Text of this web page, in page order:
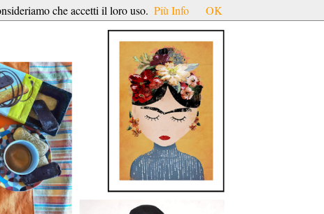
che accetti il loro uso. Più Info OK